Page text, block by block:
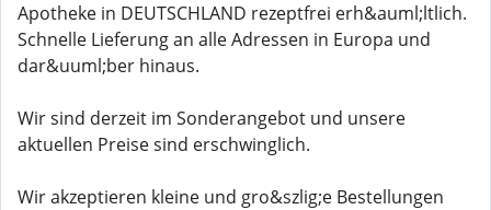
Apotheke in DEUTSCHLAND rezeptfrei erh&auml;ltlich.
Schnelle Lieferung an alle Adressen in Europa und
dar&uuml;ber hinaus.
Wir sind derzeit im Sonderangebot und unsere
aktuellen Preise sind erschwinglich.
Wir akzeptieren kleine und gro&szlig;e Bestellungen